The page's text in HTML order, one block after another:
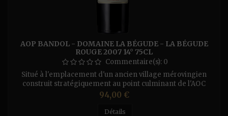
AOP BANDOL - DOMAINE LA BÉGUDE - LA BÉGUDE
ROUGE 2007 14° 75CL
Commentaire(s): 0
Situé à l'emplacement d'un ancien village mérovingien
construit stratégiquement au point culminant de l'AOC
Bandol, à plus de 400m d'altitude, le vignoble est conduit
en bio. Ce Bandol rouge 2017 a été extrait en douceur lui
conférant une texture suave et concentrée. Ce vin structuré
Prix
94,00 €
Détails